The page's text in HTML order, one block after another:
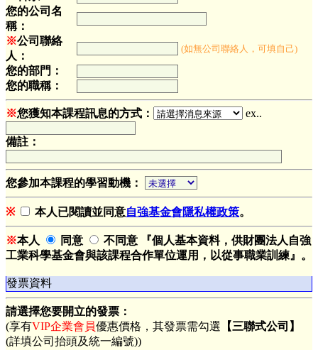
您的公司名
稱：
※公司聯絡
人：
(如無公司聯絡人，可填自己)
您的部門：
您的職稱：
※您獲知本課程訊息的方式： ex..
備註：
您參加本課程的學習動機：
※ 本人已閱讀並同意自強基金會隱私權政策。
※本人 同意
不同意 『個人基本資料，供財團法人自強
工業科學基金會與該課程合作單位運用，以從事職業訓練』。
發票資料
請選擇您要開立的發票：
(享有VIP企業會員優惠價格，其發票需勾選 【三聯式公司】
(詳填公司抬頭及統一編號))